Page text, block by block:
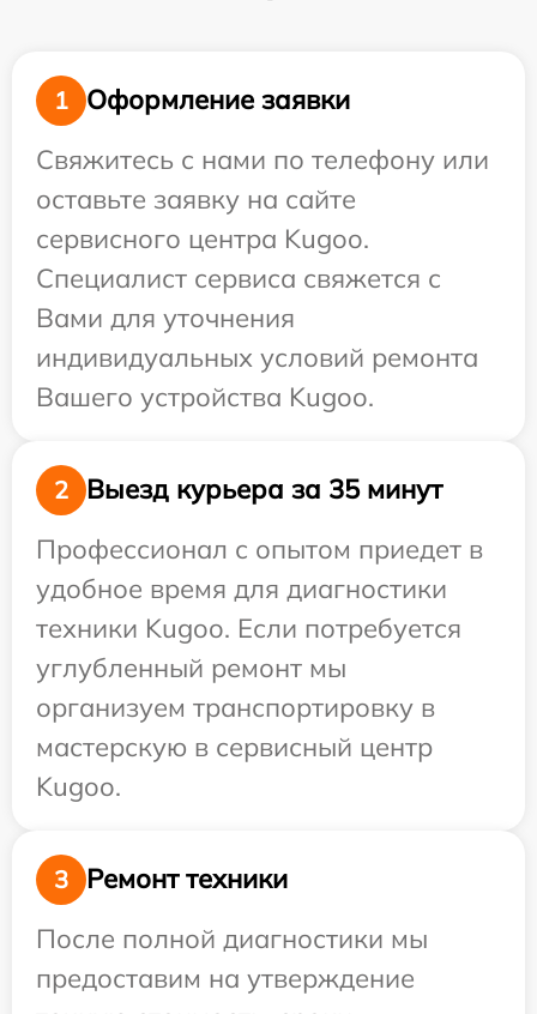
1
Оформление заявки
Свяжитесь с нами по телефону или
оставьте заявку на сайте
сервисного центра Kugoo.
Специалист сервиса свяжется с
Вами для уточнения
индивидуальных условий ремонта
Вашего устройства Kugoo.
2
Выезд курьера за 35 минут
Профессионал с опытом приедет в
удобное время для диагностики
техники Kugoo. Если потребуется
углубленный ремонт мы
организуем транспортировку в
мастерскую в сервисный центр
Kugoo.
3
Ремонт техники
После полной диагностики мы
предоставим на утверждение